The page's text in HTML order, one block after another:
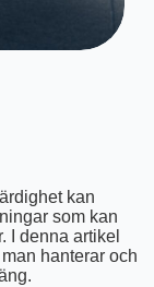
kan
som kan
I denna artikel
hanterar och